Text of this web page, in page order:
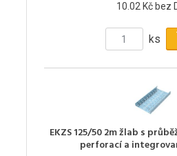
10.02 Kč bez
ks
EKZS 125/50 2m žlab s
perforací a